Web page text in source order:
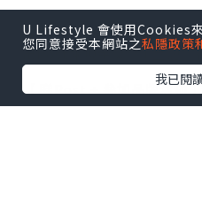
【 U Creator 招募 】
出Post賺現金獎賞 l登記《
【 睇Post + 參加品牌活動
瀏覽更多社群打卡丶旅遊丶
U Lifestyle 會使用Cookies
您同意接受本網站之私隱政策
我已閱